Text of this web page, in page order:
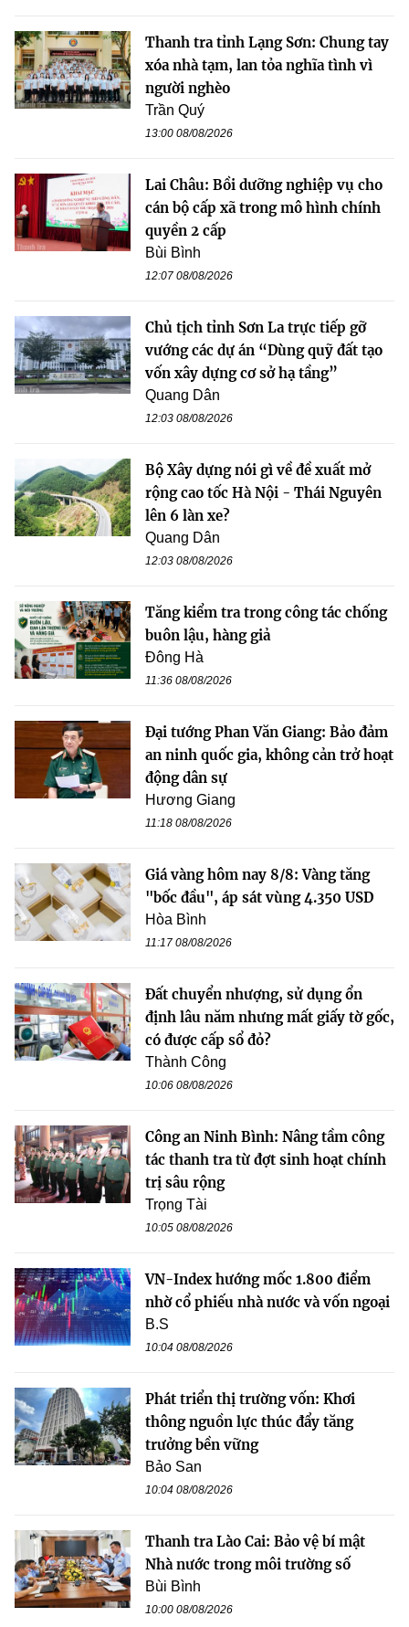
Thanh tra tỉnh Lạng Sơn: Chung tay
xóa nhà tạm, lan tỏa nghĩa tình vì
người nghèo
Trần Quý
13:00 08/08/2026
Lai Châu: Bồi dưỡng nghiệp vụ cho
cán bộ cấp xã trong mô hình chính
quyền 2 cấp
Bùi Bình
12:07 08/08/2026
Chủ tịch tỉnh Sơn La trực tiếp gỡ
vướng các dự án “Dùng quỹ đất tạo
vốn xây dựng cơ sở hạ tầng”
Quang Dân
12:03 08/08/2026
Bộ Xây dựng nói gì về đề xuất mở
rộng cao tốc Hà Nội - Thái Nguyên
lên 6 làn xe?
Quang Dân
12:03 08/08/2026
Tăng kiểm tra trong công tác chống
buôn lậu, hàng giả
Đông Hà
11:36 08/08/2026
Đại tướng Phan Văn Giang: Bảo đảm
an ninh quốc gia, không cản trở hoạt
động dân sự
Hương Giang
11:18 08/08/2026
Giá vàng hôm nay 8/8: Vàng tăng
"bốc đầu", áp sát vùng 4.350 USD
Hòa Bình
11:17 08/08/2026
Đất chuyển nhượng, sử dụng ổn
định lâu năm nhưng mất giấy tờ gốc,
có được cấp sổ đỏ?
Thành Công
10:06 08/08/2026
Công an Ninh Bình: Nâng tầm công
tác thanh tra từ đợt sinh hoạt chính
trị sâu rộng
Trọng Tài
10:05 08/08/2026
VN-Index hướng mốc 1.800 điểm
nhờ cổ phiếu nhà nước và vốn ngoại
B.S
10:04 08/08/2026
Phát triển thị trường vốn: Khơi
thông nguồn lực thúc đẩy tăng
trưởng bền vững
Bảo San
10:04 08/08/2026
Thanh tra Lào Cai: Bảo vệ bí mật
Nhà nước trong môi trường số
Bùi Bình
10:00 08/08/2026